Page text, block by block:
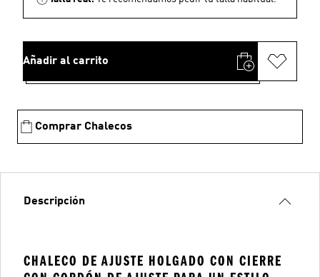
Añadir al carrito
Comprar Chalecos
Descripción
CHALECO DE AJUSTE HOLGADO CON CIERRE